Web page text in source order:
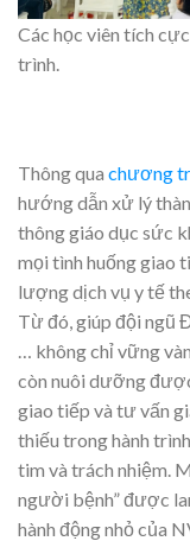
Các học viên tích
trình.
Thông qua chương
hướng dẫn xử lý
thông giáo dục sức
mọi tình huống giao
lượng dịch vụ y tế
Từ đó, giúp đội ngũ
… không chỉ vững
còn nuôi dưỡng
giao tiếp và tư vấn
thiếu trong hành
tim và trách nhiệm.
người bệnh” được
hành động nhỏ của